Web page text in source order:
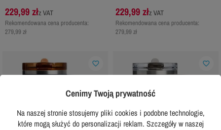
229,99 złz VAT
Rekomendowana cena producenta:
279,99 zł
229,99 złz VAT
Rekomendowana cena producenta:
279,99 zł
favorite_border favorite_border
Cenimy Twoją prywatność
Na naszej stronie stosujemy pliki cookies i podobne technologie,
które mogą służyć do personalizacji reklam. Szczegóły w naszej